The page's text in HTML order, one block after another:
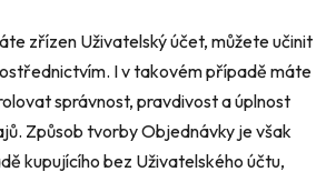
zřízen Uživatelský účet, můžete učinit
I v takovém případě máte
správnost, pravdivost a úplnost
Způsob tvorby Objednávky je však
kupujícího bez Uživatelského účtu,